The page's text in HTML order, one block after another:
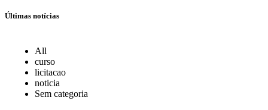
Últimas notícias
All
curso
licitacao
noticia
Sem categoria